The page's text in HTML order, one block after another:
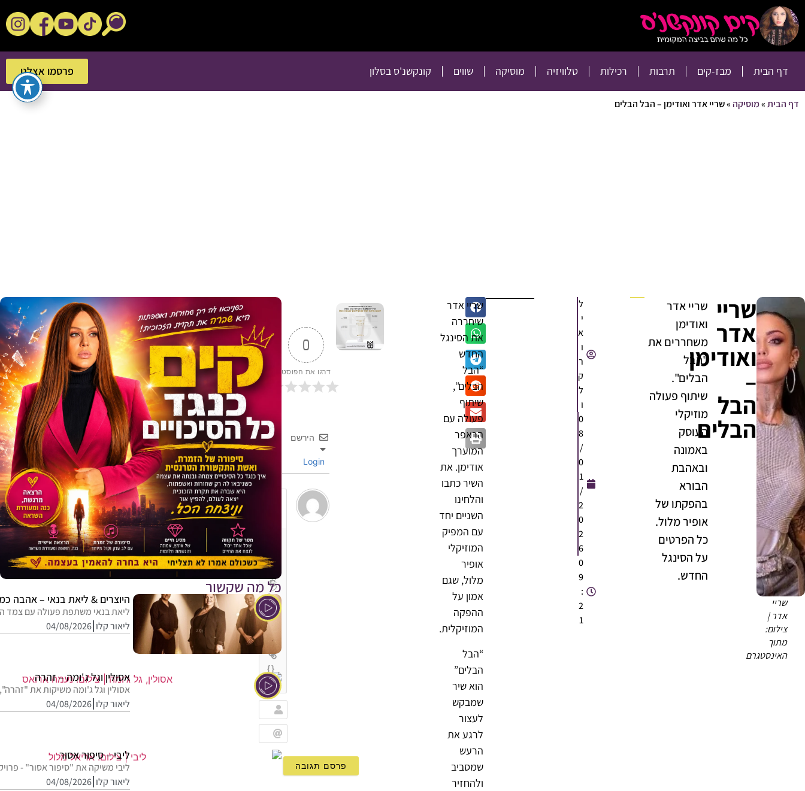
דף הבית מבז-קים תרבות רכילות טלוויזיה מוסיקה שווים קונקשנ'ס בסלון פרסמו אצלנו
פרסמו אצלנו
דף הבית»מוסיקה»שריי אדר ואודימן – הבל הבלים
שריי
אדר |
צילום:
מתוך
האינסטגרם
שריי
אדר
ואודימן
–
הבל
הבלים
שריי אדר
ואודימן
משחררים את
"הבל
הבלים".
שיתוף פעולה
מוזיקלי
העוסק
באמונה
ובאהבת
הבורא
בהפקתו של
אופיר מלול.
כל הפרטים
על הסינגל
החדש.
ל
י
א
ו
ר
ק
ל
ו
0
8
/
0
1
/
2
0
2
6
0
9
:
2
1
שריי אדר
שיחררה
את הסינגל
החדש
“הבל
הבלים”,
שיתוף
פעולה עם
הראפר
המוערך
אודימן. את
השיר כתבו
והלחינו
השניים יחד
עם המפיק
המוזיקלי
אופיר
מלול, שגם
אמון על
ההפקה
המוזיקלית.
“הבל
הבלים”
הוא שיר
שמבקש
לעצור
לרגע את
הרעש
שמסביב
ולהחזיר
0
דרגו את הפוסט
הירשם
{}
[+]
שם
Email
כל מה שקשור
היוצרים & ליאת בנאי – אהבה
ליאת בנאי משתפת פעולה עם צמד
ליאור קלו 04/08/2026
אסולין וגל ג'ומה – זהרה
אסולין וגל ג'ומה משיקות את
ליאור קלו 04/08/2026
ליבי – סיפור אסור
ליבי משיקה את "סיפור אסור" -
ליאור קלו 04/08/2026